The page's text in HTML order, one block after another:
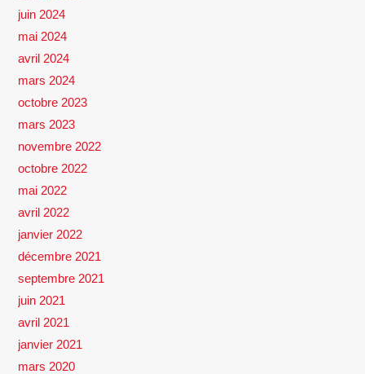
juin 2024
mai 2024
avril 2024
mars 2024
octobre 2023
mars 2023
novembre 2022
octobre 2022
mai 2022
avril 2022
janvier 2022
décembre 2021
septembre 2021
juin 2021
avril 2021
janvier 2021
mars 2020